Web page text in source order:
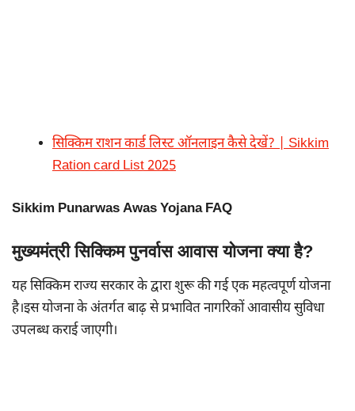
सिक्किम राशन कार्ड लिस्ट ऑनलाइन कैसे देखें? | Sikkim
Ration card List 2025
Sikkim Punarwas Awas Yojana FAQ
मुख्यमंत्री सिक्किम पुनर्वास आवास योजना क्या है?
यह सिक्किम राज्य सरकार के द्वारा शुरू की गई एक महत्वपूर्ण योजना
है।इस योजना के अंतर्गत बाढ़ से प्रभावित नागरिकों आवासीय सुविधा
उपलब्ध कराई जाएगी।